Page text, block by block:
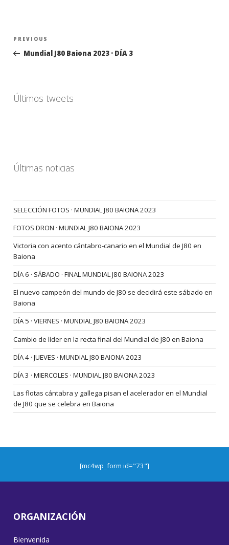
Navegación
entradas
Previous
Post
PREVIOUS
Mundial J80 Baiona 2023 · DÍA 3
Últimos tweets
Últimas noticias
SELECCIÓN FOTOS · MUNDIAL J80 BAIONA 2023
FOTOS DRON · MUNDIAL J80 BAIONA 2023
Victoria con acento cántabro-canario en el Mundial de J80 en
Baiona
DÍA 6 · SÁBADO · FINAL MUNDIAL J80 BAIONA 2023
El nuevo campeón del mundo de J80 se decidirá este sábado en
Baiona
DÍA 5 · VIERNES · MUNDIAL J80 BAIONA 2023
Cambio de líder en la recta final del Mundial de J80 en Baiona
DÍA 4 · JUEVES · MUNDIAL J80 BAIONA 2023
DÍA 3 · MIERCOLES · MUNDIAL J80 BAIONA 2023
Las flotas cántabra y gallega pisan el acelerador en el Mundial
de J80 que se celebra en Baiona
[mc4wp_form id="73"]
ORGANIZACIÓN
Bienvenida